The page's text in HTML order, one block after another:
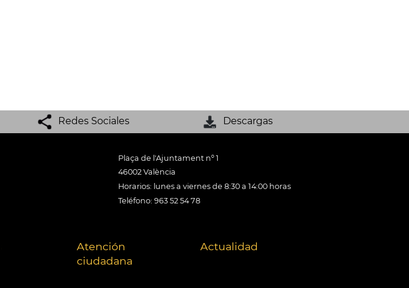
Redes Sociales Descargas
Plaça de l'Ajuntament nº 1
46002 València
Horarios: lunes a viernes de 8:30 a 14:00 horas
Teléfono: 963 52 54 78
Atención
ciudadana
Actualidad